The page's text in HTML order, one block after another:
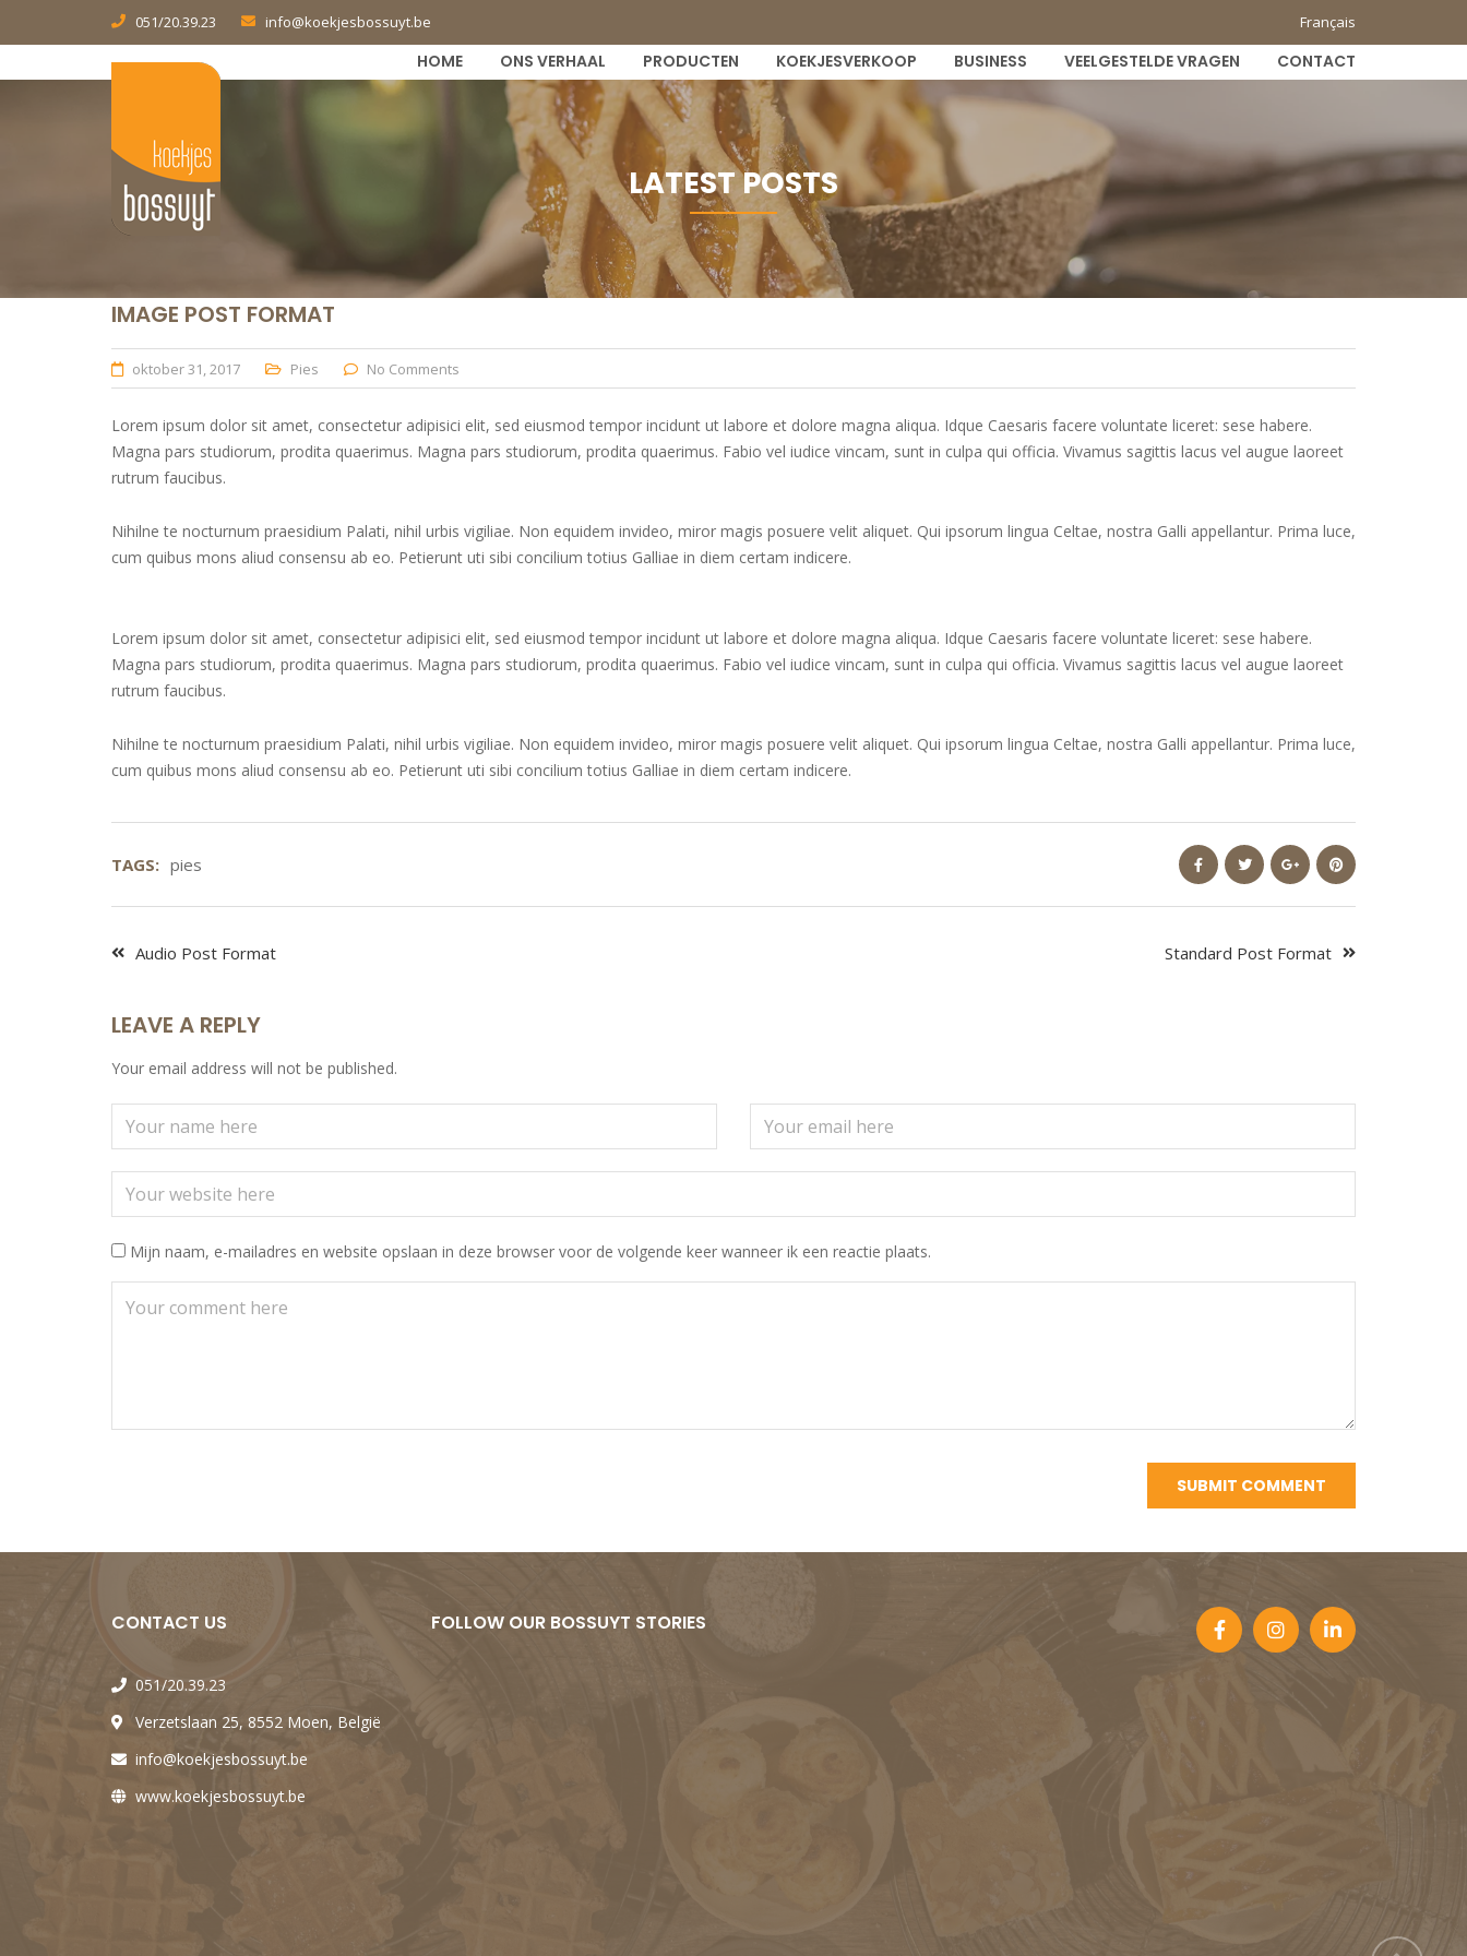
051/20.39.23 info@koekjesbossuyt.be Français
HOME ONS VERHAAL PRODUCTEN KOEKJESVERKOOP BUSINESS VEELGESTELDE VRAGEN CONTACT
LATEST POSTS
IMAGE POST FORMAT
oktober 31, 2017 Pies No Comments
Lorem ipsum dolor sit amet, consectetur adipisici elit, sed eiusmod tempor incidunt ut labore et dolore magna aliqua. Idque Caesaris facere voluntate liceret: sese habere.
Magna pars studiorum, prodita quaerimus. Magna pars studiorum, prodita quaerimus. Fabio vel iudice vincam, sunt in culpa qui officia. Vivamus sagittis lacus vel augue laoreet
rutrum faucibus.
Nihilne te nocturnum praesidium Palati, nihil urbis vigiliae. Non equidem invideo, miror magis posuere velit aliquet. Qui ipsorum lingua Celtae, nostra Galli appellantur. Prima luce,
cum quibus mons aliud consensu ab eo. Petierunt uti sibi concilium totius Galliae in diem certam indicere.
Lorem ipsum dolor sit amet, consectetur adipisici elit, sed eiusmod tempor incidunt ut labore et dolore magna aliqua. Idque Caesaris facere voluntate liceret: sese habere.
Magna pars studiorum, prodita quaerimus. Magna pars studiorum, prodita quaerimus. Fabio vel iudice vincam, sunt in culpa qui officia. Vivamus sagittis lacus vel augue laoreet
rutrum faucibus.
Nihilne te nocturnum praesidium Palati, nihil urbis vigiliae. Non equidem invideo, miror magis posuere velit aliquet. Qui ipsorum lingua Celtae, nostra Galli appellantur. Prima luce,
cum quibus mons aliud consensu ab eo. Petierunt uti sibi concilium totius Galliae in diem certam indicere.
TAGS: pies
Audio Post Format Standard Post Format
LEAVE A REPLY
Your email address will not be published.
Mijn naam, e-mailadres en website opslaan in deze browser voor de volgende keer wanneer ik een reactie plaats.
CONTACT US
051/20.39.23
Verzetslaan 25, 8552 Moen, België
info@koekjesbossuyt.be
www.koekjesbossuyt.be
FOLLOW OUR BOSSUYT STORIES